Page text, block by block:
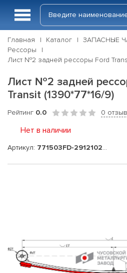
Главная Каталог ЗАПАСНЫЕ
Рессоры
Лист №2 задней рессоры Ford
Лист №2 задней
Transit (1390*77*16/9)
Рейтинг 0.0 0
Нет в наличии
Артикул: 771503FD-2912102-10